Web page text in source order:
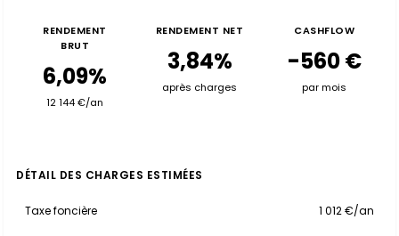
RENDEMENT
BRUT
6,09%
12 144 €/an
RENDEMENT NET
3,84%
après charges
CASHFLOW
-560 €
par mois
DÉTAIL DES CHARGES ESTIMÉES
Taxe foncière 1 012 €/an